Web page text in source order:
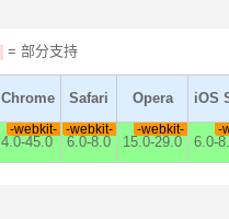
= 部分支持
Chrome Safari Opera iOS
4.0-45.0
-webkit-
6.0-8.0
-webkit-
15.0-29.0
-webkit-
6.0-
-